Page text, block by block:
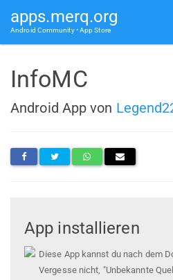
apps.merq.org
Android Community • App Store
InfoMC
Android App von
App installieren
Diese App kannst du nach dem
Vergesse nicht, "Unbekannte